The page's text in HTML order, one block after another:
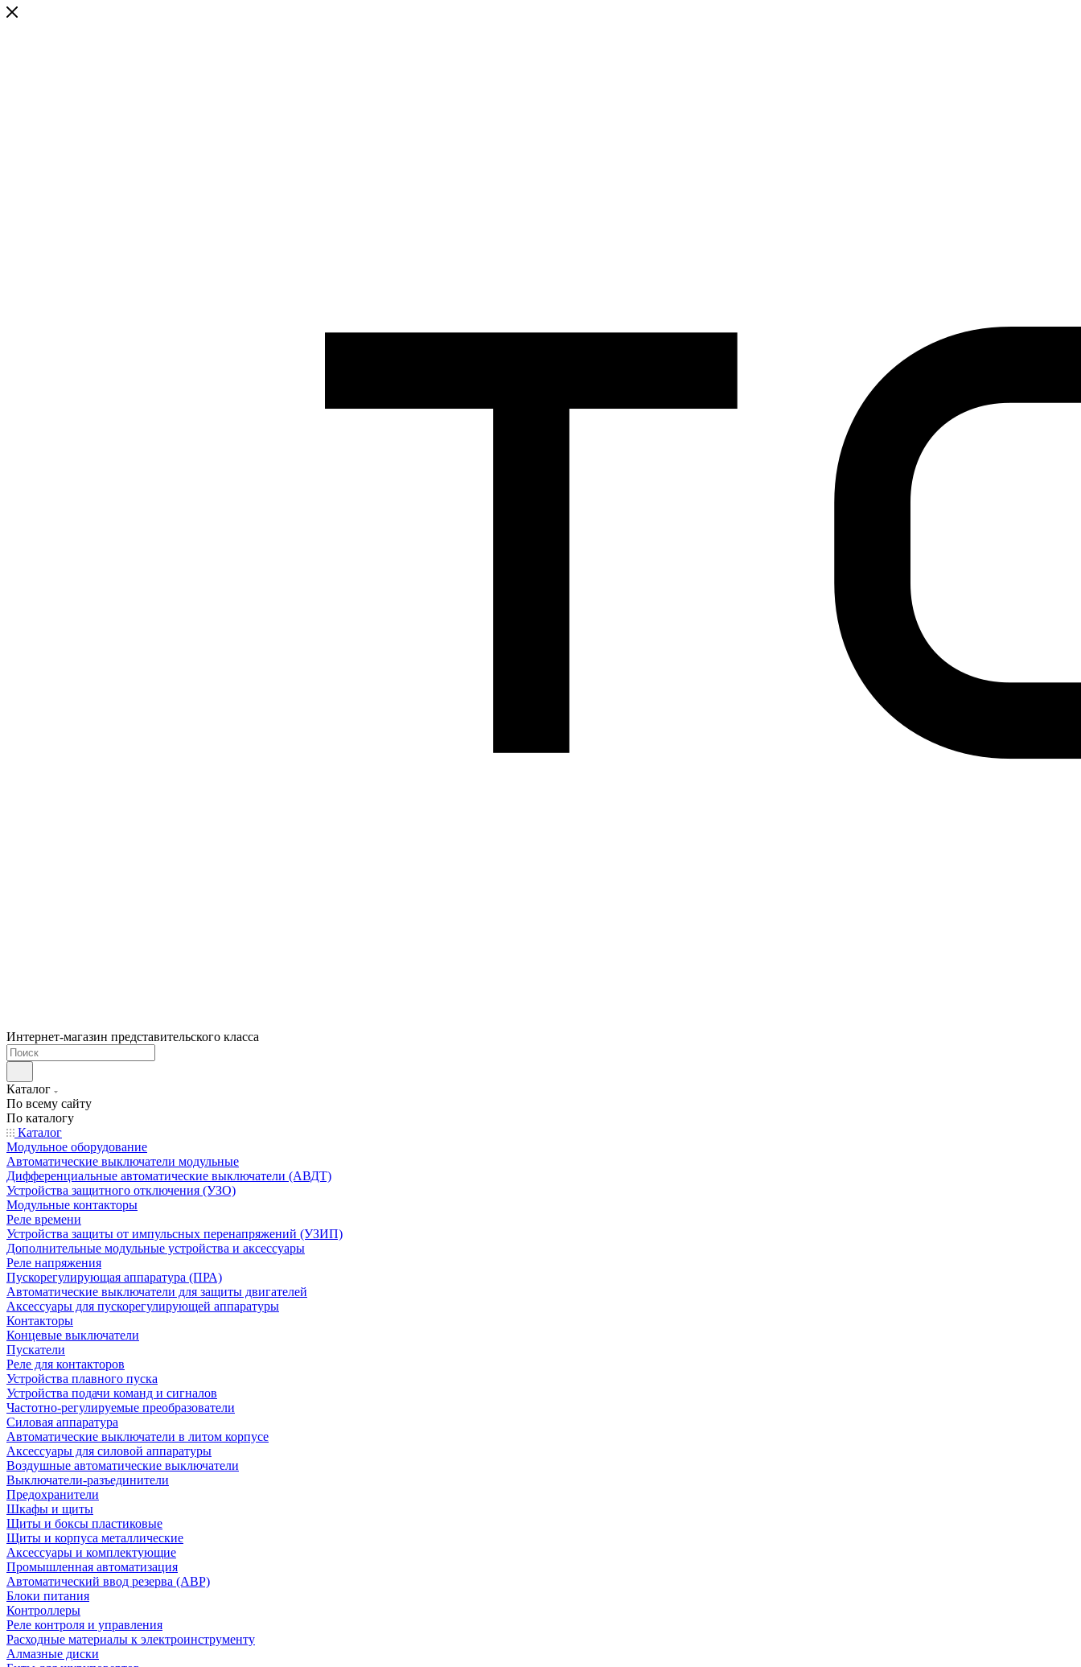
Интернет-магазин представительского класса
Каталог
По всему сайту
По каталогу
Каталог
Модульное оборудование
Автоматические выключатели модульные
Дифференциальные автоматические выключатели (АВДТ)
Устройства защитного отключения (УЗО)
Модульные контакторы
Реле времени
Устройства защиты от импульсных перенапряжений (УЗИП)
Дополнительные модульные устройства и аксессуары
Реле напряжения
Пускорегулирующая аппаратура (ПРА)
Автоматические выключатели для защиты двигателей
Аксессуары для пускорегулирующей аппаратуры
Контакторы
Концевые выключатели
Пускатели
Реле для контакторов
Устройства плавного пуска
Устройства подачи команд и сигналов
Частотно-регулируемые преобразователи
Силовая аппаратура
Автоматические выключатели в литом корпусе
Аксессуары для силовой аппаратуры
Воздушные автоматические выключатели
Выключатели-разъединители
Предохранители
Шкафы и щиты
Щиты и боксы пластиковые
Щиты и корпуса металлические
Аксессуары и комплектующие
Промышленная автоматизация
Автоматический ввод резерва (АВР)
Блоки питания
Контроллеры
Реле контроля и управления
Расходные материалы к электроинструменту
Алмазные диски